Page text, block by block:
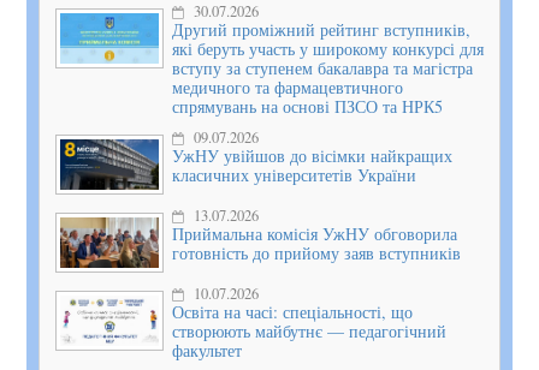
30.07.2026
Другий проміжний рейтинг вступників,
які беруть участь у широкому конкурсі для
вступу за ступенем бакалавра та магістра
медичного та фармацевтичного
спрямувань на основі ПЗСО та НРК5
09.07.2026
УжНУ увійшов до вісімки найкращих
класичних університетів України
13.07.2026
Приймальна комісія УжНУ обговорила
готовність до прийому заяв вступників
10.07.2026
Освіта на часі: спеціальності, що
створюють майбутнє — педагогічний
факультет